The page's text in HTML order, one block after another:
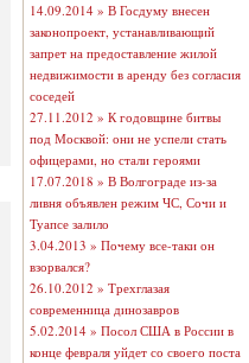
14.09.2014 » В Госдуму внесен
законопроект, устанавливающий
запрет на предоставление жилой
недвижимости в аренду без согласия
соседей
27.11.2012 » К годовщине битвы
под Москвой: они не успели стать
офицерами, но стали героями
17.07.2018 » В Волгограде из-за
ливня объявлен режим ЧС, Сочи и
Туапсе залило
3.04.2013 » Почему все-таки он
взорвался?
26.10.2012 » Трехглазая
современница динозавров
5.02.2014 » Посол США в России в
конце февраля уйдет со своего поста